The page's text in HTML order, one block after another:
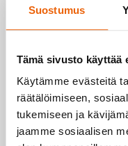
Suostumus
Tämä sivusto käyttää
Käytämme evästeitä
räätälöimiseen,
tukemiseen ja
jaamme sosiaalisen
toimintavarma ja
kuin ulkotiloissakin.
1 litran kokoisen
sidottu yhden
automaattiin